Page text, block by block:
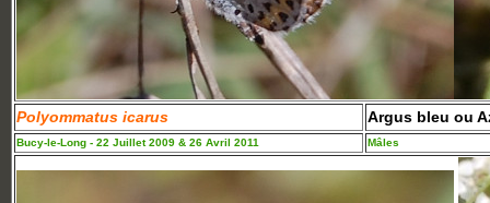
Polyommatus icarus Argus bleu ou
Bucy-le-Long - 22 Juillet 2009 & 26 Avril 2011 Mâles